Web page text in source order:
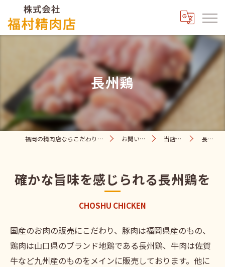
長州鶏
福岡の精肉店ならこだわりの福村精肉店 お問い合わせ 当店の特徴 長州鶏
確かな旨味を感じられる長州鶏を
CHOSHU CHICKEN
国産のお肉の販売にこだわり、豚肉は福岡県産のもの、
鶏肉は山口県のブランド地鶏である長州鶏、牛肉は佐賀
牛など九州産のものをメインに販売しております。他に